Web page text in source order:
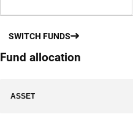
SWITCH FUNDS
Fund allocation
ASSET